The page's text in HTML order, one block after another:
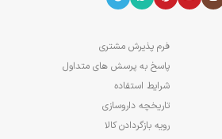
فرم پذیرش مشتری
پاسخ به پرسش های متداول
شرایط استفاده
تاریخچه داروسازی
رویه بازگردادن کالا